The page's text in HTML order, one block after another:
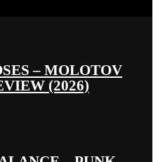
– MOLOTOV
(2026)